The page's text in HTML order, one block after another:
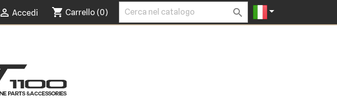
 Accedi shopping_cart Carrello (0)  